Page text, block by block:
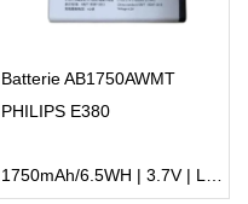
Batterie AB1750AWMT
PHILIPS E380
1750mAh/6.5WH | 3.7V | Li-ion ...